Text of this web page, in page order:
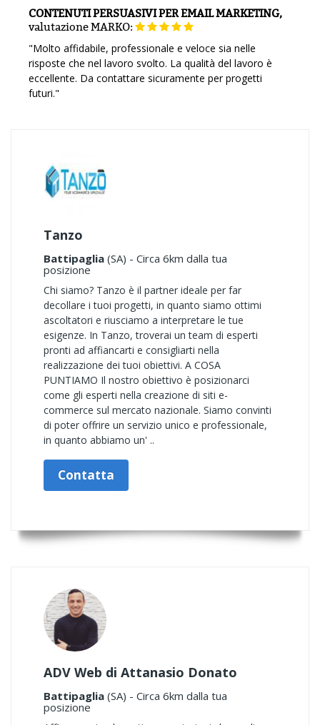
CONTENUTI PERSUASIVI PER EMAIL MARKETING,
valutazioneMARKO:
"Molto affidabile, professionale e veloce sia nelle
risposte che nel lavoro svolto. La qualità del lavoro è
eccellente. Da contattare sicuramente per progetti
futuri."
Tanzo
Battipaglia (SA) - Circa 6km dalla tua
posizione
Chi siamo? Tanzo è il partner ideale per far
decollare i tuoi progetti, in quanto siamo ottimi
ascoltatori e riusciamo a interpretare le tue
esigenze. In Tanzo, troverai un team di esperti
pronti ad affiancarti e consigliarti nella
realizzazione dei tuoi obiettivi. A COSA
PUNTIAMO Il nostro obiettivo è posizionarci
come gli esperti nella creazione di siti e-
commerce sul mercato nazionale. Siamo convinti
di poter offrire un servizio unico e professionale,
in quanto abbiamo un' ..
Contatta
ADV Web di Attanasio Donato
Battipaglia (SA) - Circa 6km dalla tua
posizione